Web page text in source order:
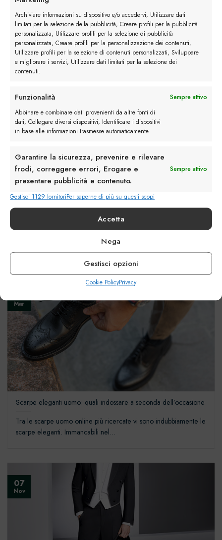
Archiviare informazioni su dispositivo e/o accedervi, Utilizzare dati
limitati per la selezione della pubblicità, Creare profili per la pubblicità
personalizzata, Utilizzare profili per la selezione di pubblicità
personalizzata, Creare profili per la personalizzazione dei contenuti,
Utilizzare profili per la selezione di contenuti personalizzati, Sviluppare
e migliorare i servizi, Utilizzare dati limitati per la selezione dei
contenuti.
Funzionalità
Sempre attivo
Abbinare e combinare dati provenienti da altre fonti di
dati, Collegare diversi dispositivi, Identificare i dispositivi
in base alle informazioni trasmesse automaticamente.
Garantire la sicurezza, prevenire e rilevare
frodi, correggere errori, Erogare e
presentare pubblicità e contenuto.
Sempre attivo
Gestisci 1129 fornitoriPer saperne di più su questi scopi
Accetta
Nega
Gestisci opzioni
Cookie PolicyPrivacy
Moda uomo: i look business per non sbagliare
Trovare il giusto outfit per il business a volte può essere
un’impresa davvero difficile; i...
Sneakers eleganti: versatili e perfette per tutte le stagioni
17
Mar
Scarpe eleganti uomo: quali indossare a seconda dell’occasione
Tra le scarpe uomo online più ricercate vi sono indubbiamente le
scarpe eleganti. Immancabili nel...
Mar
07
Nov